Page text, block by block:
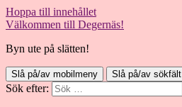
Hoppa till innehållet
Välkommen till Degernäs!
Byn ute på slätten!
Slå på/av mobilmeny Slå på/av sökfält
Sök efter: